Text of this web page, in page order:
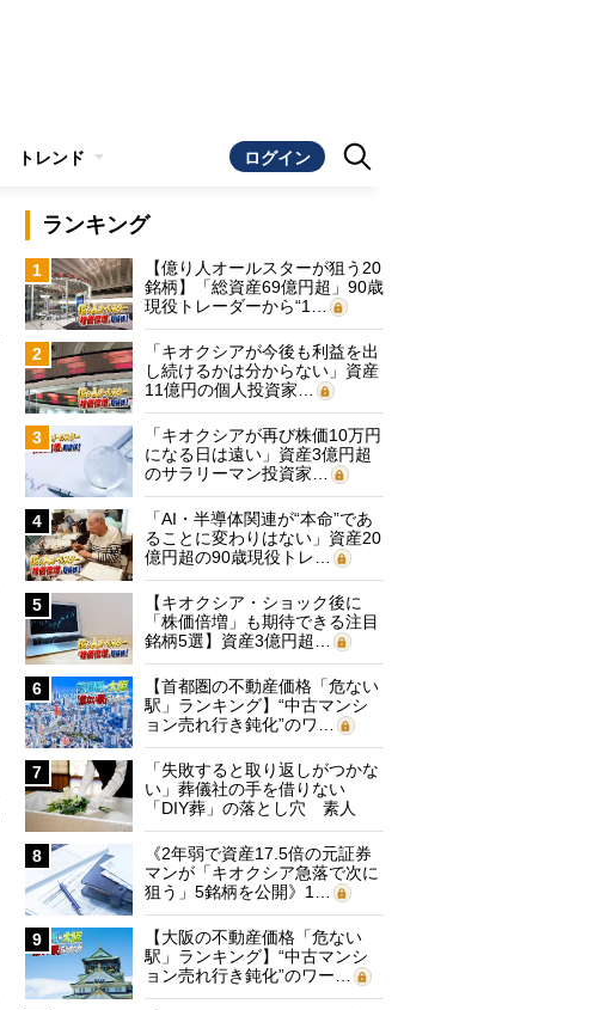
トレンド ログイン
ランキング
1
【億り人オールスターが狙う20
銘柄】「総資産69億円超」90歳
現役トレーダーから“1…
2
「キオクシアが今後も利益を出
し続けるかは分からない」資産
11億円の個人投資家…
3
「キオクシアが再び株価10万円
になる日は遠い」資産3億円超
のサラリーマン投資家…
4
「AI・半導体関連が“本命”であ
ることに変わりはない」資産20
億円超の90歳現役トレ…
5
【キオクシア・ショック後に
「株価倍増」も期待できる注目
銘柄5選】資産3億円超…
6
【首都圏の不動産価格「危ない
駅」ランキング】“中古マンシ
ョン売れ行き鈍化”のワ…
7
「失敗すると取り返しがつかな
い」葬儀社の手を借りない
「DIY葬」の落とし穴 素人
に…
8
《2年弱で資産17.5倍の元証券
マンが「キオクシア急落で次に
狙う」5銘柄を公開》1…
9
【大阪の不動産価格「危ない
駅」ランキング】“中古マンシ
ョン売れ行き鈍化”のワー…